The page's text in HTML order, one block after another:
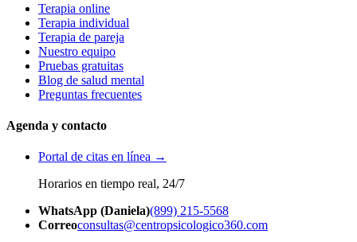
Terapia online
Terapia individual
Terapia de pareja
Nuestro equipo
Pruebas gratuitas
Blog de salud mental
Preguntas frecuentes
Agenda y contacto
Portal de citas en línea →
Horarios en tiempo real, 24/7
WhatsApp (Daniela)(899) 215-5568
Correoconsultas@centropsicologico360.com